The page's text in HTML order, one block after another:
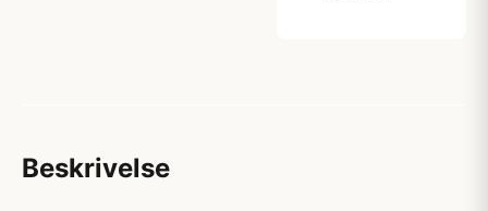
Beskrivelse